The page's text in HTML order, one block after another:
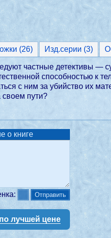
(26) Изд.серии (3)
частные детективы —
способностью к
с ним за убийство их
пути?
о книге
лучшей цене